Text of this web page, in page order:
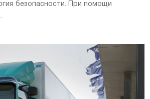
безопасности. При помощи